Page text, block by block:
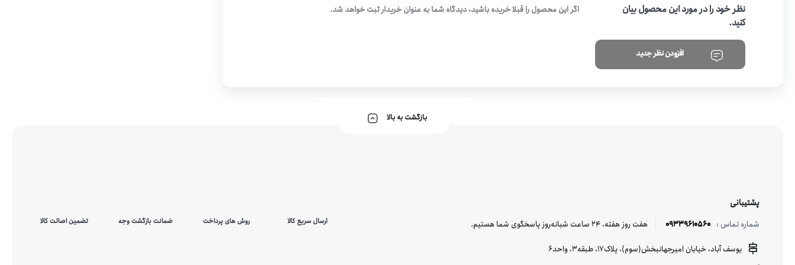
نظر خود را در مورد این محصول بیان
کنید.
افزودن نظر جدید
اگر این محصول را قبلا خریده باشید، دیدگاه شما به عنوان خریدار ثبت خواهد شد.
بازگشت به بالا
پشتیبانی
شماره تماس : 09339610560
هفت روز هفته، ۲۴ ساعت شبانه‌روز پاسخگوی شما هستیم.
یوسف آباد، خیابان امیرجهانبخش(سوم)، پلاک17، طبقه3، واحد6
ارسال سریع کالا روش های پرداخت ضمانت بازگشت وجه تضمین اصالت کالا